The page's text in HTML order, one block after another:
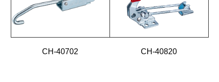
CH-40702 CH-40820